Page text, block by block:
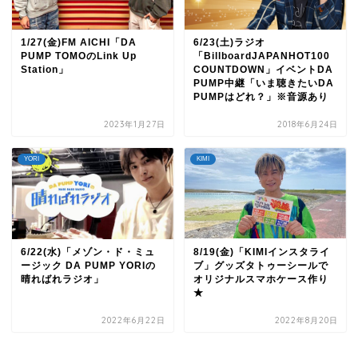
1/27(金)FM AICHI「DA
PUMP TOMOのLink Up
Station」
2023年1月27日
6/23(土)ラジオ
「BillboardJAPANHOT100
COUNTDOWN」イベントDA
PUMP中継「いま聴きたいDA
PUMPはどれ？」※音源あり
2018年6月24日
YORI
6/22(水)「メゾン・ド・ミュ
ージック DA PUMP YORIの
晴ればれラジオ」
2022年6月22日
KIMI
8/19(金)「KIMIインスタライ
ブ」グッズタトゥーシールで
オリジナルスマホケース作り
★
2022年8月20日